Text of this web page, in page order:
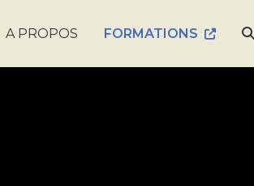
A PROPOS FORMATIONS